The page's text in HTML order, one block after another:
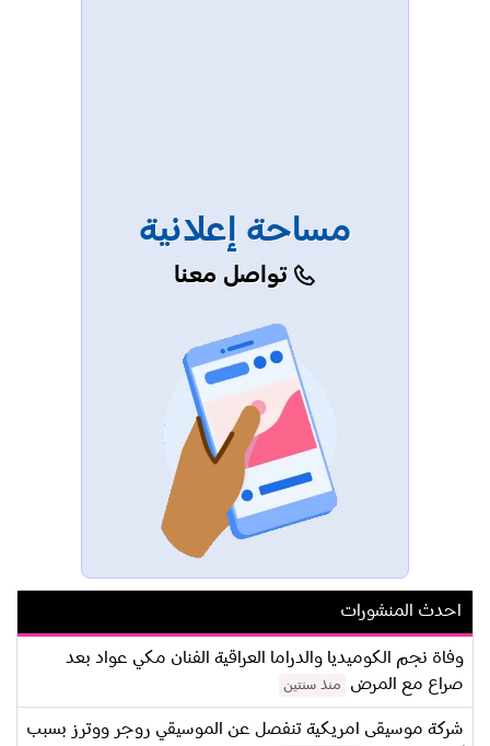
مساحة إعلانية
تواصل معنا
احدث المنشورات
وفاة نجم الكوميديا والدراما العراقية الفنان مكي عواد بعد
صراع مع المرض
منذ سنتين
شركة موسيقى امريكية تنفصل عن الموسيقي روجر ووترز بسبب